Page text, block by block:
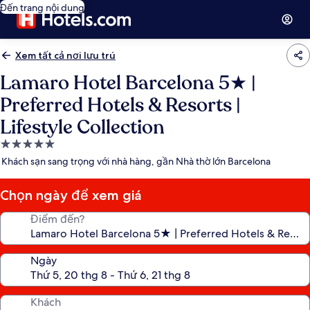
Đến trang nội dung
Xem tất cả nơi lưu trú
Lamaro Hotel Barcelona 5★ |
Preferred Hotels & Resorts |
Lifestyle Collection
Nơi
lưu
5.0
sao
Khách sạn sang trọng với nhà hàng, gần Nhà thờ lớn Barcelona
Chọn ngày để xem giá
Điểm đến?
Ngày
Khách